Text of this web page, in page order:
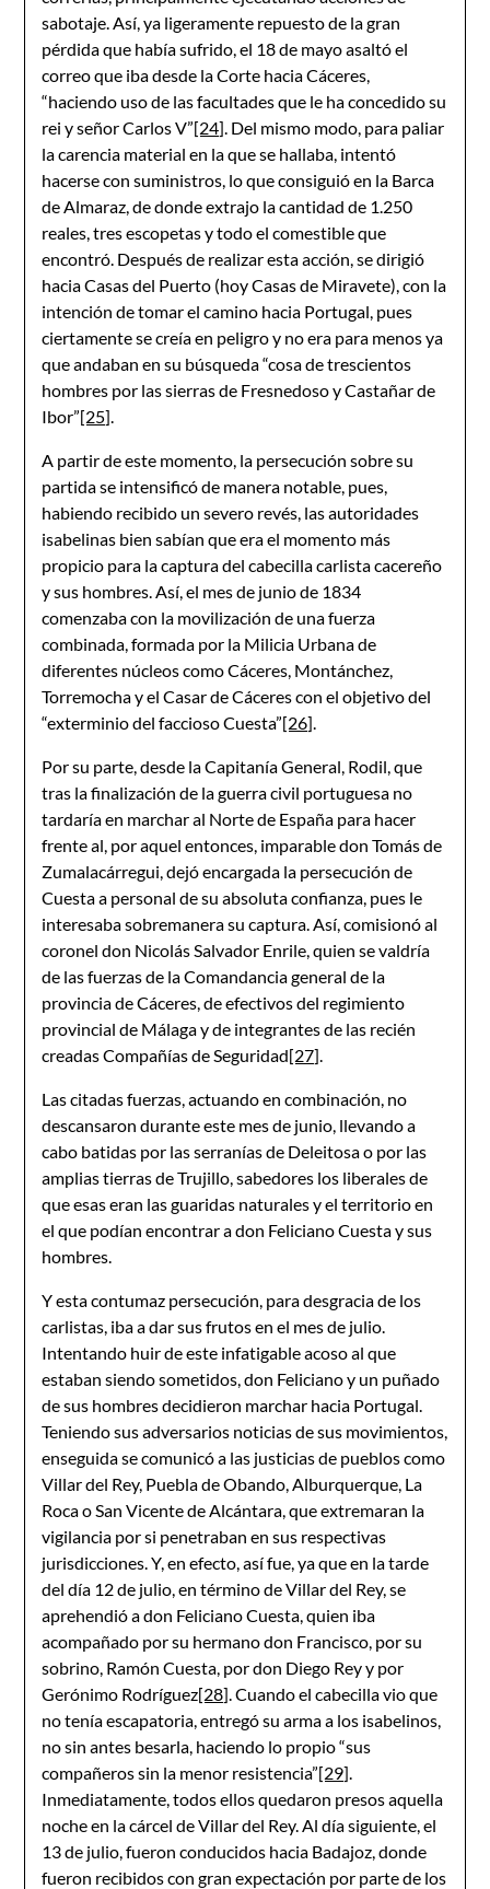
sabotaje. Así, ya ligeramente repuesto de la gran
pérdida que había sufrido, el 18 de mayo asaltó el
correo que iba desde la Corte hacia Cáceres,
“haciendo uso de las facultades que le ha concedido su
rei y señor Carlos V”[24]. Del mismo modo, para paliar
la carencia material en la que se hallaba, intentó
hacerse con suministros, lo que consiguió en la Barca
de Almaraz, de donde extrajo la cantidad de 1.250
reales, tres escopetas y todo el comestible que
encontró. Después de realizar esta acción, se dirigió
hacia Casas del Puerto (hoy Casas de Miravete), con la
intención de tomar el camino hacia Portugal, pues
ciertamente se creía en peligro y no era para menos ya
que andaban en su búsqueda “cosa de trescientos
hombres por las sierras de Fresnedoso y Castañar de
Ibor”[25].
A partir de este momento, la persecución sobre su
partida se intensificó de manera notable, pues,
habiendo recibido un severo revés, las autoridades
isabelinas bien sabían que era el momento más
propicio para la captura del cabecilla carlista cacereño
y sus hombres. Así, el mes de junio de 1834
comenzaba con la movilización de una fuerza
combinada, formada por la Milicia Urbana de
diferentes núcleos como Cáceres, Montánchez,
Torremocha y el Casar de Cáceres con el objetivo del
“exterminio del faccioso Cuesta”[26].
Por su parte, desde la Capitanía General, Rodil, que
tras la finalización de la guerra civil portuguesa no
tardaría en marchar al Norte de España para hacer
frente al, por aquel entonces, imparable don Tomás de
Zumalacárregui, dejó encargada la persecución de
Cuesta a personal de su absoluta confianza, pues le
interesaba sobremanera su captura. Así, comisionó al
coronel don Nicolás Salvador Enrile, quien se valdría
de las fuerzas de la Comandancia general de la
provincia de Cáceres, de efectivos del regimiento
provincial de Málaga y de integrantes de las recién
creadas Compañías de Seguridad[27].
Las citadas fuerzas, actuando en combinación, no
descansaron durante este mes de junio, llevando a
cabo batidas por las serranías de Deleitosa o por las
amplias tierras de Trujillo, sabedores los liberales de
que esas eran las guaridas naturales y el territorio en
el que podían encontrar a don Feliciano Cuesta y sus
hombres.
Y esta contumaz persecución, para desgracia de los
carlistas, iba a dar sus frutos en el mes de julio.
Intentando huir de este infatigable acoso al que
estaban siendo sometidos, don Feliciano y un puñado
de sus hombres decidieron marchar hacia Portugal.
Teniendo sus adversarios noticias de sus movimientos,
enseguida se comunicó a las justicias de pueblos como
Villar del Rey, Puebla de Obando, Alburquerque, La
Roca o San Vicente de Alcántara, que extremaran la
vigilancia por si penetraban en sus respectivas
jurisdicciones. Y, en efecto, así fue, ya que en la tarde
del día 12 de julio, en término de Villar del Rey, se
aprehendió a don Feliciano Cuesta, quien iba
acompañado por su hermano don Francisco, por su
sobrino, Ramón Cuesta, por don Diego Rey y por
Gerónimo Rodríguez[28]. Cuando el cabecilla vio que
no tenía escapatoria, entregó su arma a los isabelinos,
no sin antes besarla, haciendo lo propio “sus
compañeros sin la menor resistencia”[29].
Inmediatamente, todos ellos quedaron presos aquella
noche en la cárcel de Villar del Rey. Al día siguiente, el
13 de julio, fueron conducidos hacia Badajoz, donde
fueron recibidos con gran expectación por parte de los